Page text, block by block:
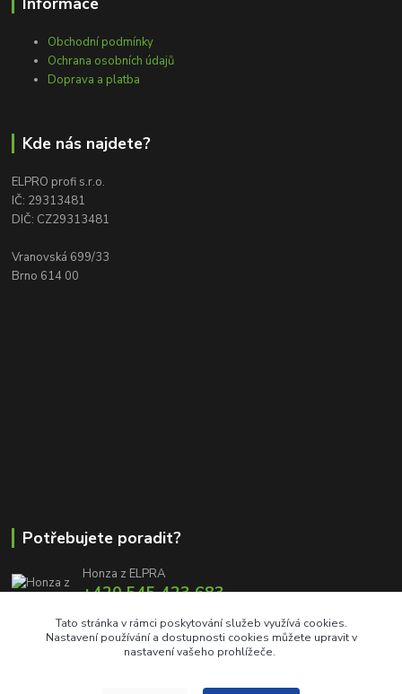
Obchodní podmínky
Ochrana osobních údajů
Doprava a platba
Kde nás najdete?
ELPRO profi s.r.o.
IČ: 29313481
DIČ: CZ29313481
Vranovská 699/33
Brno 614 00
Potřebujete poradit?
Honza z ELPRA
+420 545 423 683
info@elproprofi.cz
Tato stránka v rámci poskytování služeb využívá cookies.
Nastavení používání a dostupnosti cookies můžete upravit v
nastavení vašeho prohlížeče.